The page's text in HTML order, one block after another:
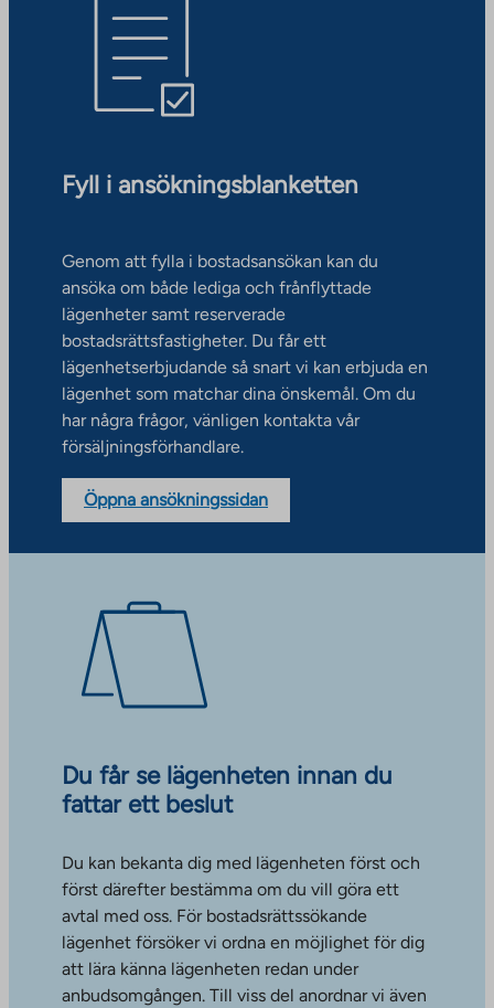
Fyll i ansökningsblanketten
Genom att fylla i bostadsansökan kan du
ansöka om både lediga och frånflyttade
lägenheter samt reserverade
bostadsrättsfastigheter. Du får ett
lägenhetserbjudande så snart vi kan erbjuda en
lägenhet som matchar dina önskemål. Om du
har några frågor, vänligen kontakta vår
försäljningsförhandlare.
Öppna ansökningssidan
Du får se lägenheten innan du
fattar ett beslut
Du kan bekanta dig med lägenheten först och
först därefter bestämma om du vill göra ett
avtal med oss. För bostadsrättssökande
lägenhet försöker vi ordna en möjlighet för dig
att lära känna lägenheten redan under
anbudsomgången. Till viss del anordnar vi även